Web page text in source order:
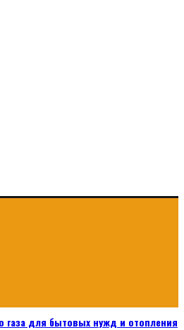
газа для бытовых нужд и отопления